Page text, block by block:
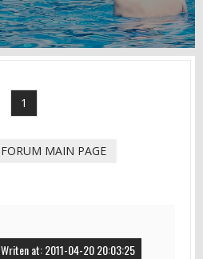
1
FORUM MAIN PAGE
Writen at: 2011-04-20 20:03:25